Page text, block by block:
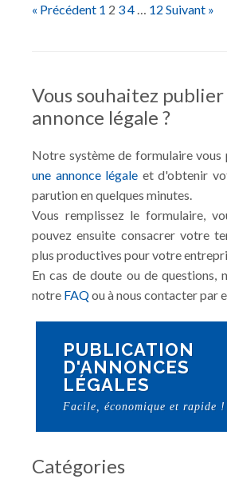
« Précédent 1 2 34 … 12 Suivant »
Vous souhaitez publier
annonce légale ?
Notre système de formulaire vous
une annonce légale et d'obtenir
parution en quelques minutes.
Vous remplissez le formulaire,
pouvez ensuite consacrer votre
plus productives pour votre
En cas de doute ou de questions,
notre FAQou à nous contacter par
PUBLICATION
D'ANNONCES
LÉGALES
Facile, économique et rapide !
Catégories